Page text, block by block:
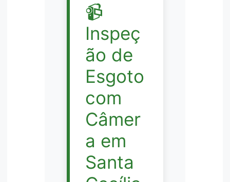
📹
Inspeç
ão de
Esgoto
com
Câmer
a em
Santa